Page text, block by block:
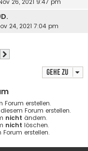
24, 2021 7:04 pm
Gehe zu
Forum erstellen.
Forum erstellen.
nicht ändern.
nicht löschen.
erstellen.